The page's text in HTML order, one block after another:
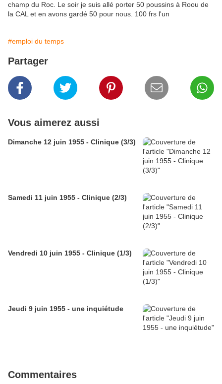
champ du Roc. Le soir je suis allé porter 50 poussins à Roou de
la CAL et en avons gardé 50 pour nous. 100 frs l'un
#emploi du temps
Partager
Vous aimerez aussi
Dimanche 12 juin 1955 - Clinique (3/3)
Samedi 11 juin 1955 - Clinique (2/3)
Vendredi 10 juin 1955 - Clinique (1/3)
Jeudi 9 juin 1955 - une inquiétude
Commentaires